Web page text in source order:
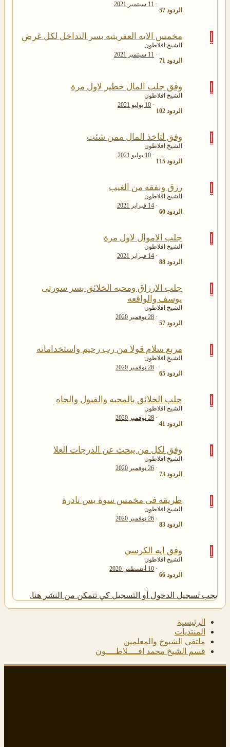
الردود 57
11 سبتمبر 2021
ا مخمس الايه العفريتيه بسر التداخل لكل غرض
الشيخ افلاطون
الردود 71
11 سبتمبر 2021
ا وفق جلب المال خطير لاول مرة
الشيخ افلاطون
الردود 102
10 يوليو 2021
ا وفق لتاخذ المال ممن شئت
الشيخ افلاطون
الردود 115
10 يوليو 2021
ا رزق ونفقه من الغيب
الشيخ افلاطون
الردود 60
14 فبراير 2021
ا جلب الاموال لاول مرة
الشيخ افلاطون
الردود 88
14 فبراير 2021
ا
جلب الارزاق ومحبه الخلائق بسر سورتى
يوسف والواقعه
الشيخ افلاطون
الردود 57
28 نوفمبر 2020
ا مربع سلام قولا من رب رحيم واستخداماته
الشيخ افلاطون
الردود 65
28 نوفمبر 2020
ا جلب الخلائق بالمحبه والقبول والجاه
الشيخ افلاطون
الردود 41
28 نوفمبر 2020
ا وفق لكل من يبحث عن الدرجات العلا
الشيخ افلاطون
الردود 73
26 نوفمبر 2020
ا طريقه فى مخمس سوة يس نادرة
الشيخ افلاطون
الردود 83
26 نوفمبر 2020
ا وفق ايه الكرسي
الشيخ افلاطون
الردود 66
10 أغسطس 2020
يجب تسجيل الدخول أو التسجيل كي تتمكن من النشر هنا.
الرئيسية
المنتديات
ملتقى الشيوخ والمعلمين
قسم الشيخ محمد افــــلاطــــون